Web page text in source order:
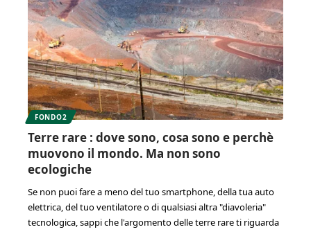
FONDO2
Terre rare : dove sono, cosa sono e perchè
muovono il mondo. Ma non sono
ecologiche
Se non puoi fare a meno del tuo smartphone, della tua auto
elettrica, del tuo ventilatore o di qualsiasi altra "diavoleria"
tecnologica, sappi che l'argomento delle terre rare ti riguarda